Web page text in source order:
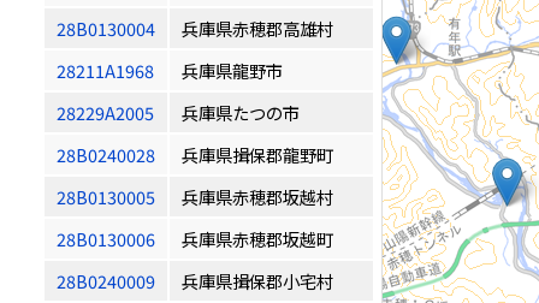
28B0130004
兵庫県赤穂郡高雄村
28211A1968
兵庫県龍野市
28229A2005
兵庫県たつの市
28B0240028
兵庫県揖保郡龍野町
28B0130005
兵庫県赤穂郡坂越村
28B0130006
兵庫県赤穂郡坂越町
28B0240009
兵庫県揖保郡小宅村